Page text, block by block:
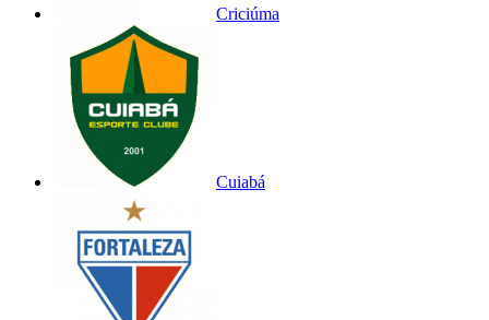
Criciúma
Cuiabá